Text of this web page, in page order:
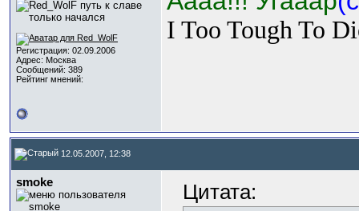
Регистрация: 02.09.2006
Адрес: Москва
Сообщений: 389
Рейтинг мнений:
I Too Tough To
12.05.2007, 12:38
smoke Цитата: